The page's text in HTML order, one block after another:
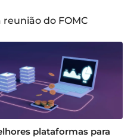
do FOMC
plataformas para